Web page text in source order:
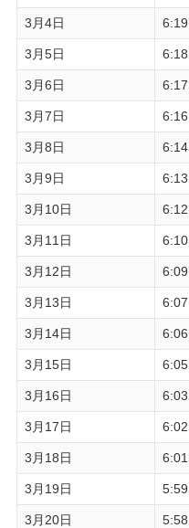
3月4日 6:19
3月5日 6:18
3月6日 6:17
3月7日 6:16
3月8日 6:14
3月9日 6:13
3月10日 6:12
3月11日 6:10
3月12日 6:09
3月13日 6:07
3月14日 6:06
3月15日 6:05
3月16日 6:03
3月17日 6:02
3月18日 6:01
3月19日 5:59
3月20日 5:58